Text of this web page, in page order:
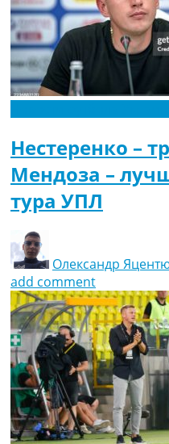
Нестеренко –
Мендоза –
тура УПЛ
Олександр
add comment